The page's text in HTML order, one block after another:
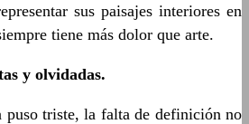
sus paisajes interiores en
tiene más dolor que arte.
y olvidadas.
triste, la falta de definición no